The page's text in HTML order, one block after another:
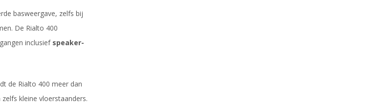
basweergave, zelfs bij
De Rialto 400
inclusief speaker-
de Rialto 400 meer dan
kleine vloerstaanders.